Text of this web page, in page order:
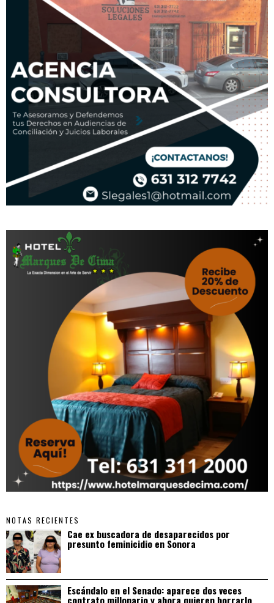
NOTAS RECIENTES
Cae ex buscadora de desaparecidos por
presunto feminicidio en Sonora
Escándalo en el Senado: aparece dos veces
contrato millonario y ahora quieren borrarlo